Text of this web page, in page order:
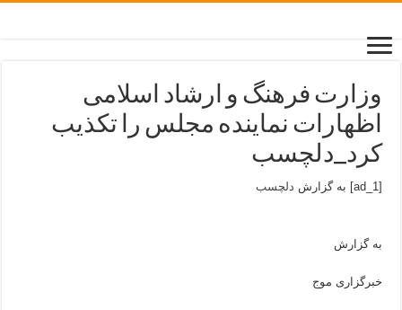
وزارت فرهنگ و ارشاد اسلامی
اظهارات نماینده مجلس را تکذیب
کرد_دلچسب
[ad_1] به گزارش دلچسب
به گزارش
خبرگزاری موج